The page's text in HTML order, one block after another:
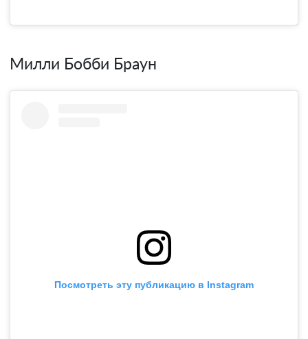
Милли Бобби Браун
Посмотреть эту публикацию в Instagram